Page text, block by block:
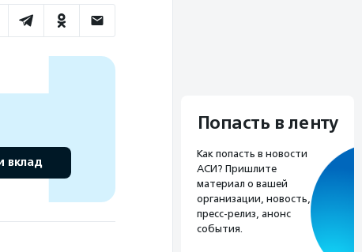
вклад
Попасть в ленту
Как попасть в новости
АСИ? Пришлите
материал о вашей
организации, новость,
пресс-релиз, анонс
события.